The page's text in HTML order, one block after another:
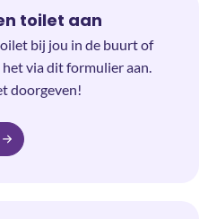
toilet aan
bij jou in de buurt of
via dit formulier aan.
doorgeven!